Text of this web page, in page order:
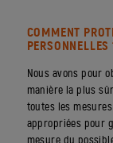
COMMENT
PERSONNELLES
Nous avons pour
manière la plus
toutes les
appropriées pour
mesure du